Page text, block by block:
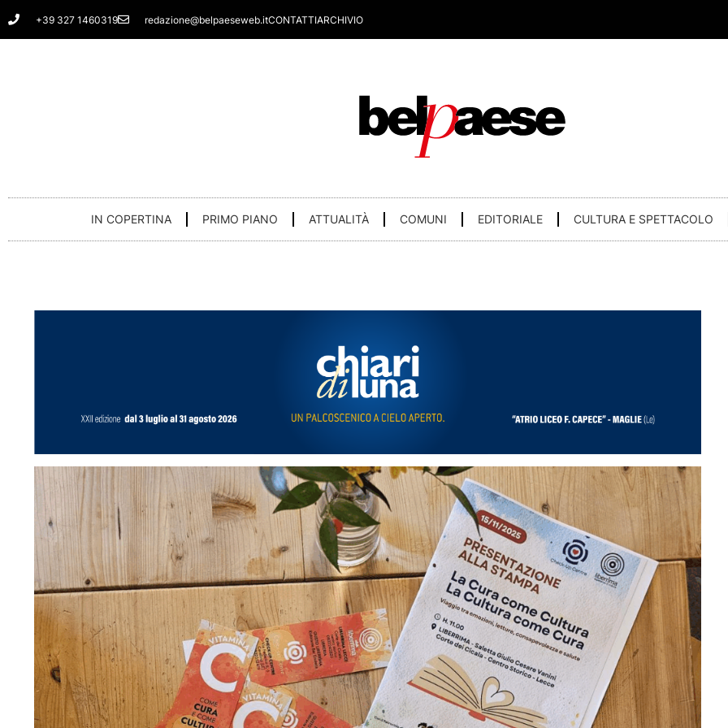
Vai
al
+39 327 1460319 redazione@belpaeseweb.itCONTATTIARCHIVIO
IN COPERTINA PRIMO PIANO ATTUALITÀ COMUNI EDITORIALE CULTURA E SPETTACOLO